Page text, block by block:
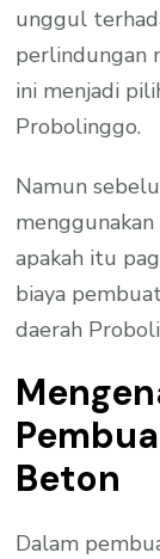
unggul
perlindungan
ini menjadi
Probolinggo.
Namun
apakah itu
biaya
daerah
Beton
Dalam